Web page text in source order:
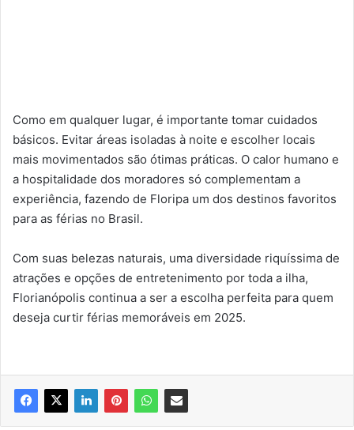
Como em qualquer lugar, é importante tomar cuidados
básicos. Evitar áreas isoladas à noite e escolher locais
mais movimentados são ótimas práticas. O calor humano e
a hospitalidade dos moradores só complementam a
experiência, fazendo de Floripa um dos destinos favoritos
para as férias no Brasil.
Com suas belezas naturais, uma diversidade riquíssima de
atrações e opções de entretenimento por toda a ilha,
Florianópolis continua a ser a escolha perfeita para quem
deseja curtir férias memoráveis em 2025.